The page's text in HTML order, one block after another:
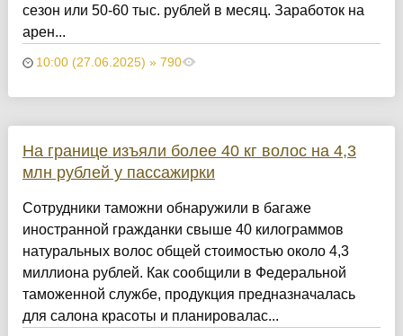
сезон или 50-60 тыс. рублей в месяц. Заработок на
арен...
10:00 (27.06.2025) » 790
На границе изъяли более 40 кг волос на 4,3
млн рублей у пассажирки
Сотрудники таможни обнаружили в багаже
иностранной гражданки свыше 40 килограммов
натуральных волос общей стоимостью около 4,3
миллиона рублей. Как сообщили в Федеральной
таможенной службе, продукция предназначалась
для салона красоты и планировалас...